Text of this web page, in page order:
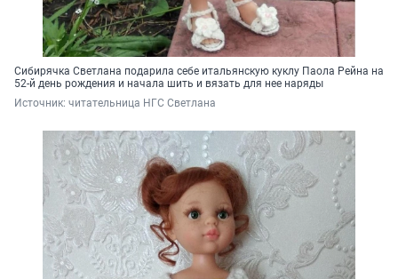
Сибирячка Светлана подарила себе итальянскую куклу Паола Рейна на
52-й день рождения и начала шить и вязать для нее наряды
Источник: читательница НГС Светлана